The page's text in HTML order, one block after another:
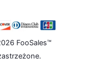
FooSales™